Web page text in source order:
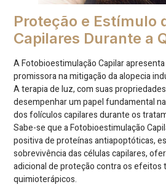
Proteção e Estímulo
Capilares Durante a
A Fotobioestimulação Capilar
promissora na mitigação da alopecia
A terapia de luz, com suas
desempenhar um papel fundamental
dos folículos capilares durante os
Sabe-se que a Fotobioestimulação
positiva de proteínas antiapoptóticas,
sobrevivência das células capilares,
adicional de proteção contra os efeitos
quimioterápicos.